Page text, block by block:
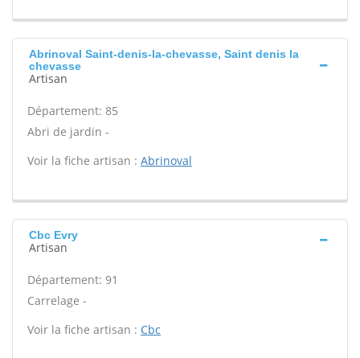
Abrinoval Saint-denis-la-chevasse, Saint denis la
chevasse
Artisan
Département: 85
Abri de jardin -
Voir la fiche artisan : Abrinoval
Cbc Evry
Artisan
Département: 91
Carrelage -
Voir la fiche artisan : Cbc